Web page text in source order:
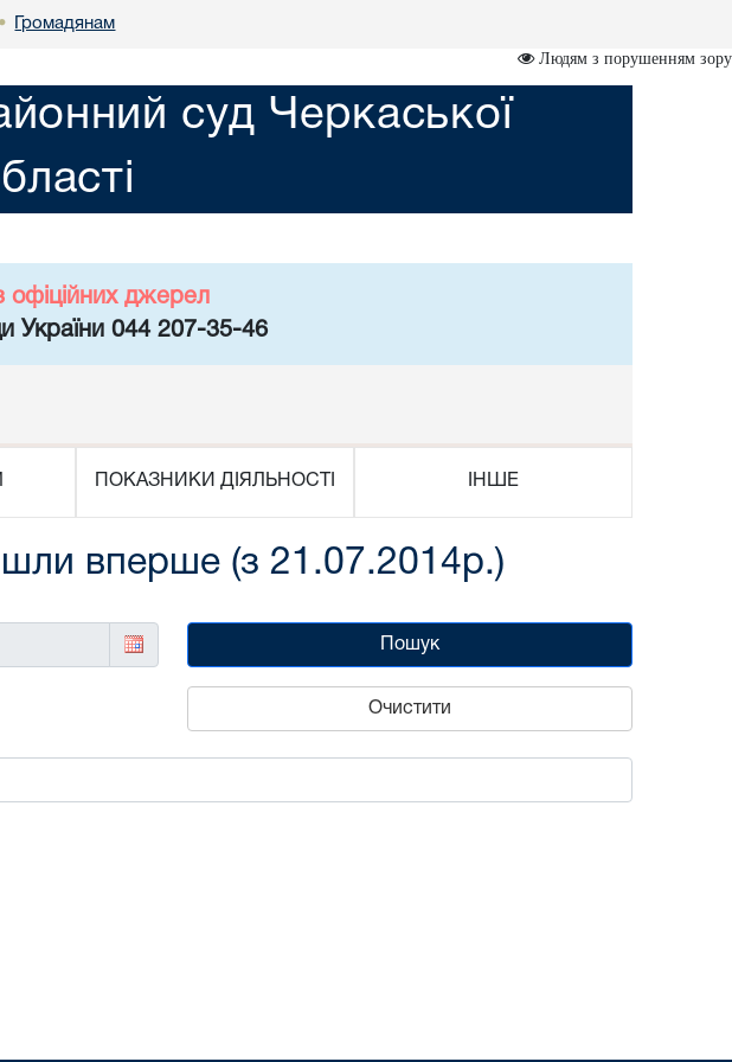
• Громадянам
Людям з порушенням зору
суд Черкаської
джерел
України 044 207-35-46
ПОКАЗНИКИ ДІЯЛЬНОСТІ ІНШЕ
вперше (з 21.07.2014р.)
Пошук
Очистити